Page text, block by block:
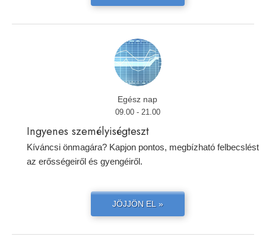
Egész nap
09.00 - 21.00
Ingyenes személyiségteszt
Kíváncsi önmagára? Kapjon pontos, megbízható felbecslést
az erősségeiről és gyengéiről.
JÖJJÖN EL »